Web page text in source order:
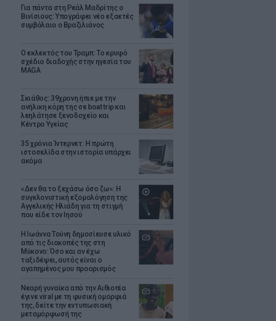
Για πάντα στη Ρεάλ Μαδρίτης ο
Βινίσιους: Υπογράφει νέο εξαετές
συμβόλαιο ο Βραζιλιάνος
Ο εκλεκτός του Τραμπ: Το κρυφό
σχέδιο διαδοχής στην ηγεσία του
MAGA
Σκιάθος: 39χρονη ήπιε με την
ανήλικη κόρη της σε boat trip και
λεηλάτησε ξενοδοχείο και
Κέντρο Υγείας
35 χρόνια Ίντερνετ: Η πρώτη
ιστοσελίδα στην ιστορία υπάρχει
ακόμα
«Δεν θα το ξεχάσω όσο ζω»: Η
συγκλονιστική εξομολόγηση της
Αγγελικής Ηλιάδη για τη στιγμή
που είδε τον Ιησού
Η Ιωάννα Τούνη δημοσίευσε υλικό
από τις διακοπές της στη
Μύκονο: Όσο και αν έχω
ταξιδέψει, αυτός είναι ο
αγαπημένος μου προορισμός
Νεαρή γυναίκα από την Αιθιοπία
έγινε viral με τη φυσική ομορφιά
της, δείτε την εντυπωσιακή
μεταμόρφωσή της